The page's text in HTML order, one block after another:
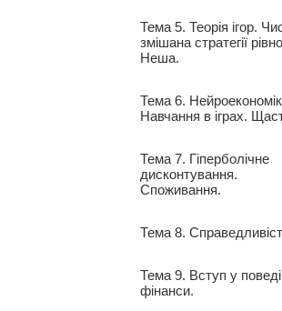
Тема 5. Теорія ігор.
змішана стратегії
Неша.
Тема 6.
Навчання в іграх.
Тема 7. Гіперболічне
дисконтування.
Споживання.
Тема 8.
Тема 9. Вступ у
фінанси.